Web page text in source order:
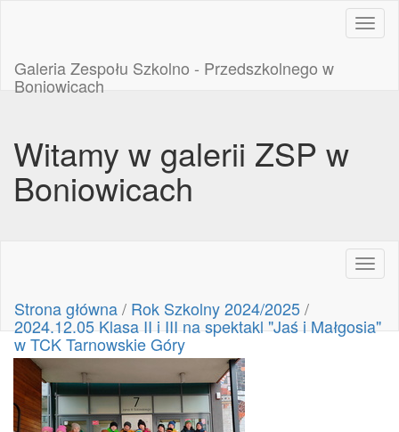
Galeria Zespołu Szkolno - Przedszkolnego w
Boniowicach
Witamy w galerii ZSP w
Boniowicach
Strona główna/ Rok Szkolny 2024/2025/
2024.12.05 Klasa II i III na spektakl "Jaś i Małgosia"
w TCK Tarnowskie Góry